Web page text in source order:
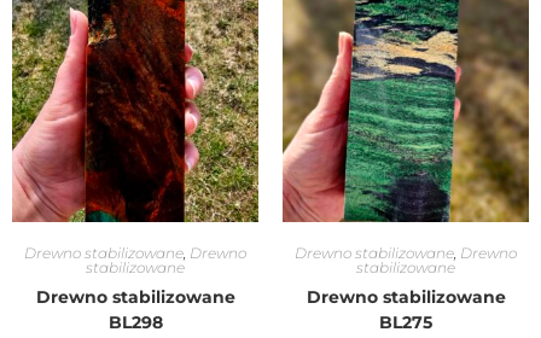
Drewno stabilizowane, Drewno
stabilizowane
Drewno stabilizowane
BL298
Drewno stabilizowane, Drewno
stabilizowane
Drewno stabilizowane
BL275